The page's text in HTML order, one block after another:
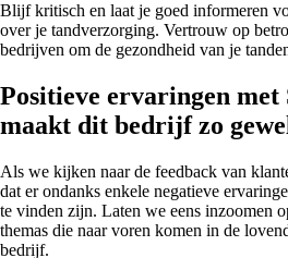
Blijf kritisch en laat je goed informeren
over je tandverzorging. Vertrouw op
bedrijven om de gezondheid van je
Positieve ervaringen
maakt dit bedrijf zo
Als we kijken naar de feedback van
dat er ondanks enkele negatieve
te vinden zijn. Laten we eens inzoomen
themas die naar voren komen in de
bedrijf.